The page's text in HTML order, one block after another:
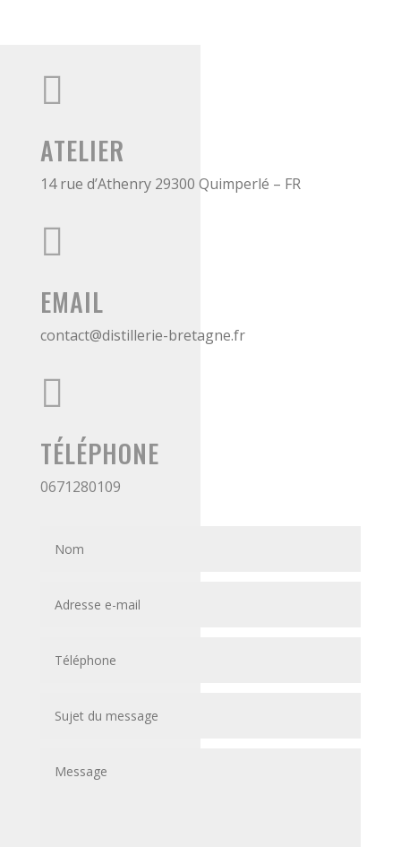

ATELIER
14 rue d’Athenry 29300 Quimperlé – FR

EMAIL
contact@distillerie-bretagne.fr

TÉLÉPHONE
0671280109